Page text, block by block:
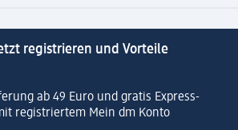
registrieren und Vorteile
ab 49 Euro und gratis Express-
registriertem Mein dm Konto